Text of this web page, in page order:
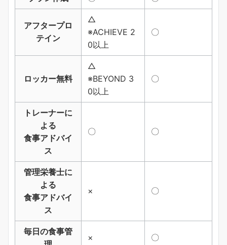
アフタープロ
テイン
△
※ACHIEVE 2
0以上
〇
ロッカー無料
△
※BEYOND 3
0以上
〇
トレーナーに
よる
食事アドバイ
ス
〇 〇
管理栄養士に
よる
食事アドバイ
ス
× 〇
毎日の食事管
× 〇